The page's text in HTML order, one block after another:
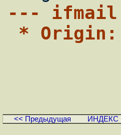
--- ifmail
* Origin:
<< Предыдущая ИНДЕКС